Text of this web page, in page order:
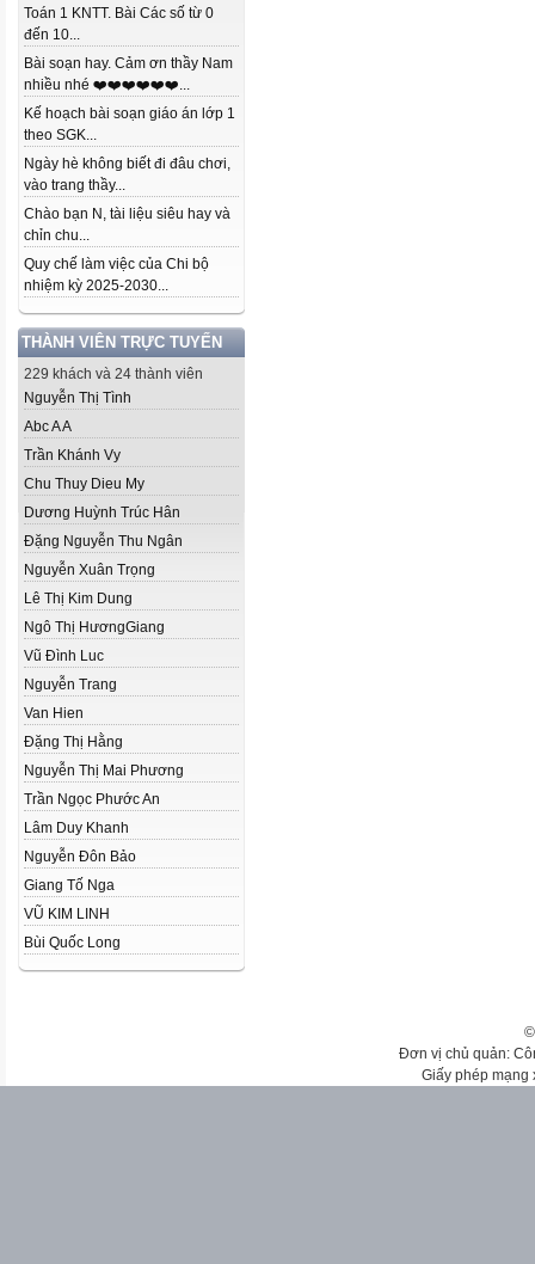
Toán 1 KNTT. Bài Các số từ 0
đến 10...
Bài soạn hay. Cảm ơn thầy Nam
nhiều nhé ❤️❤️❤️❤️❤️❤️...
Kế hoạch bài soạn giáo án lớp 1
theo SGK...
Ngày hè không biết đi đâu chơi,
vào trang thầy...
Chào bạn N, tài liệu siêu hay và
chỉn chu...
Quy chế làm việc của Chi bộ
nhiệm kỳ 2025-2030...
THÀNH VIÊN TRỰC TUYẾN
229 khách và 24 thành viên
Nguyễn Thị Tình
Abc A A
Trần Khánh Vy
Chu Thuy Dieu My
Dương Huỳnh Trúc Hân
Đặng Nguyễn Thu Ngân
Nguyễn Xuân Trọng
Lê Thị Kim Dung
Ngô Thị HươngGiang
Vũ Đình Luc
Nguyễn Trang
Van Hien
Đặng Thị Hằng
Nguyễn Thị Mai Phương
Trần Ngọc Phước An
Lâm Duy Khanh
Nguyễn Đôn Bảo
Giang Tố Nga
VŨ KIM LINH
Bùi Quốc Long
Đơn vị chủ quản:
Giấy phép mạng